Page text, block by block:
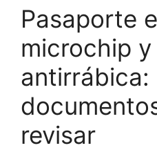
Pasaporte
microchip y
antirrábica:
revisar